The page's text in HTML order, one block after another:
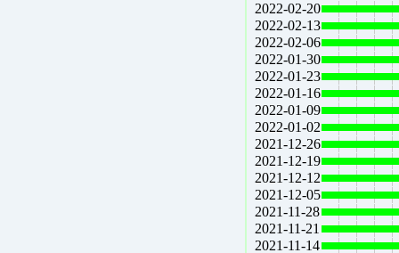
2022-02-20
2022-02-13
2022-02-06
2022-01-30
2022-01-23
2022-01-16
2022-01-09
2022-01-02
2021-12-26
2021-12-19
2021-12-12
2021-12-05
2021-11-28
2021-11-21
2021-11-14